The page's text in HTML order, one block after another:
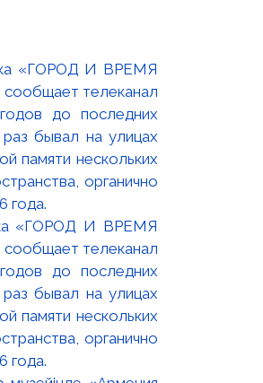
«ГОРОД И ВРЕМЯ
телеканал
до последних
бывал на улицах
памяти нескольких
органично
года.